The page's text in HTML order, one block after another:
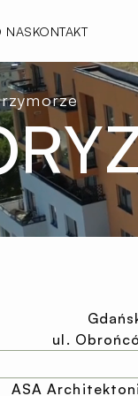
NASKONTAKT
ul.
ASA